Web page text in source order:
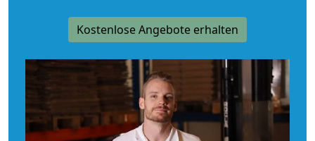
Kostenlose Angebote erhalten